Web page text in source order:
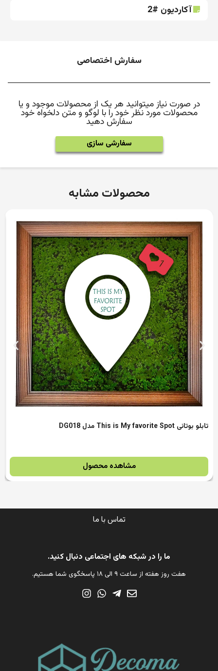
آکاردیون #2
سفارش اختصاصی
در صورت نیاز میتوانید هر یک از محصولات موجود و یا
محصولات مورد نظر خود را با لوگو و متن دلخواه خود
سفارش دهید
سفارشی سازی
محصولات مشابه
تابلو بوتانی This is My favorite Spot مدل DG018
مشاهده محصول
تماس با ما
ما را در شبکه های اجتماعی دنبال کنید.
هفت روز هفته از ساعت ۹ الی ۱۸ پاسخگوی شما هستیم.